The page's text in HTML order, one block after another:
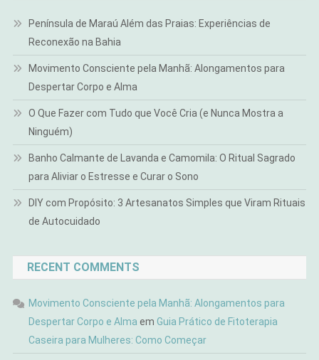
Península de Maraú Além das Praias: Experiências de
Reconexão na Bahia
Movimento Consciente pela Manhã: Alongamentos para
Despertar Corpo e Alma
O Que Fazer com Tudo que Você Cria (e Nunca Mostra a
Ninguém)
Banho Calmante de Lavanda e Camomila: O Ritual Sagrado
para Aliviar o Estresse e Curar o Sono
DIY com Propósito: 3 Artesanatos Simples que Viram Rituais
de Autocuidado
RECENT COMMENTS
Movimento Consciente pela Manhã: Alongamentos para
Despertar Corpo e Alma em Guia Prático de Fitoterapia
Caseira para Mulheres: Como Começar